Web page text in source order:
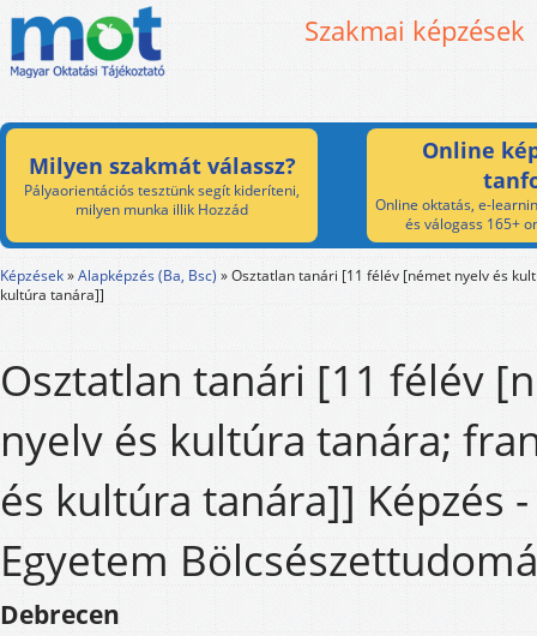
Szakmai képzések
Milyen szakmát válassz?
Pályaorientációs tesztünk segít kideríteni,
milyen munka illik Hozzád
Online
Online oktatás, e-
és válogass 165+
Képzések»Alapképzés (Ba, Bsc) »Osztatlan tanári [11 félév [német nyelv és
kultúra tanára]]
Osztatlan tanári [11 félév
nyelv és kultúra tanára;
és kultúra tanára]] Képzés
Egyetem
Debrecen